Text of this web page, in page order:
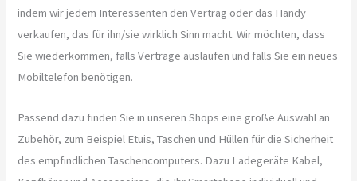
indem wir jedem Interessenten den Vertrag oder das Handy
verkaufen, das für ihn/sie wirklich Sinn macht. Wir möchten, dass
Sie wiederkommen, falls Verträge auslaufen und falls Sie ein neues
Mobiltelefon benötigen.
Passend dazu finden Sie in unseren Shops eine große Auswahl an
Zubehör, zum Beispiel Etuis, Taschen und Hüllen für die Sicherheit
des empfindlichen Taschencomputers. Dazu Ladegeräte Kabel,